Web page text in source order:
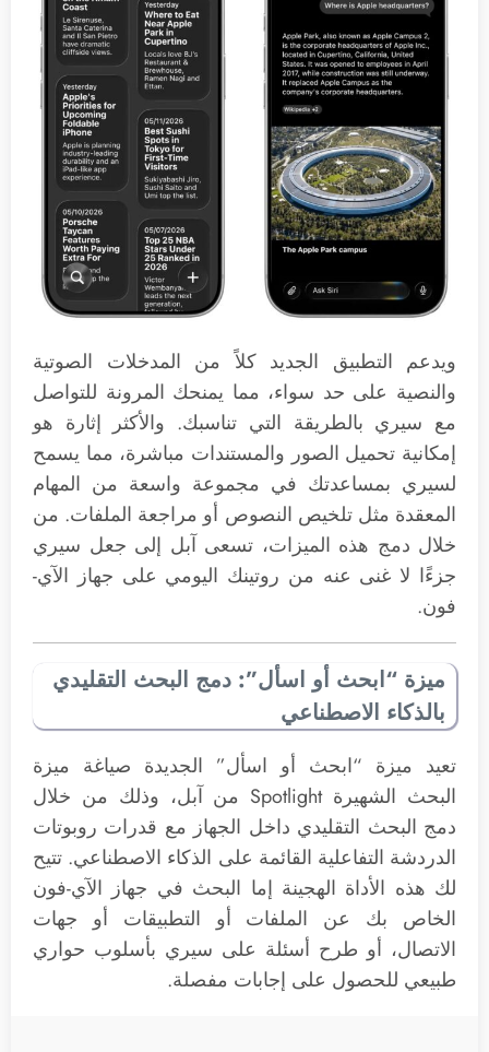
ويدعم التطبيق الجديد كلاً من المدخلات الصوتية
والنصية على حد سواء، مما يمنحك المرونة للتواصل
مع سيري بالطريقة التي تناسبك. والأكثر إثارة هو
إمكانية تحميل الصور والمستندات مباشرة، مما يسمح
لسيري بمساعدتك في مجموعة واسعة من المهام
المعقدة مثل تلخيص النصوص أو مراجعة الملفات. من
خلال دمج هذه الميزات، تسعى آبل إلى جعل سيري
جزءًا لا غنى عنه من روتينك اليومي على جهاز الآي-
فون.
ميزة “ابحث أو اسأل”: دمج البحث التقليدي
بالذكاء الاصطناعي
تعيد ميزة “ابحث أو اسأل” الجديدة صياغة ميزة
البحث الشهيرة Spotlight من آبل، وذلك من خلال
دمج البحث التقليدي داخل الجهاز مع قدرات روبوتات
الدردشة التفاعلية القائمة على الذكاء الاصطناعي. تتيح
لك هذه الأداة الهجينة إما البحث في جهاز الآي-فون
الخاص بك عن الملفات أو التطبيقات أو جهات
الاتصال، أو طرح أسئلة على سيري بأسلوب حواري
طبيعي للحصول على إجابات مفصلة.